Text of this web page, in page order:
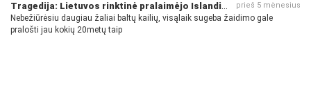
prieš 5 mėnesius
Nebežiūrėsiu daugiau žaliai baltų kailių, visąlaik sugeba žaidimo gale
pralošti jau kokių 20metų taip